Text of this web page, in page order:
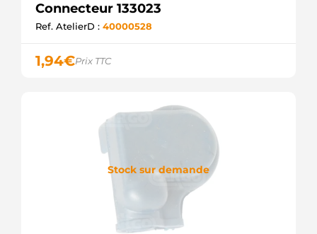
Connecteur 133023
Ref. AtelierD : 40000528
1,94€Prix TTC
Stock sur demande